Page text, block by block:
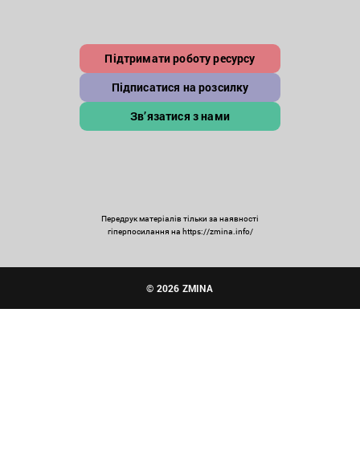
Підтримати роботу ресурсу
Підписатися на розсилку
Зв’язатися з нами
Передрук матеріалів тільки за наявності
гіперпосилання на https://zmina.info/
© 2026 ZMINA